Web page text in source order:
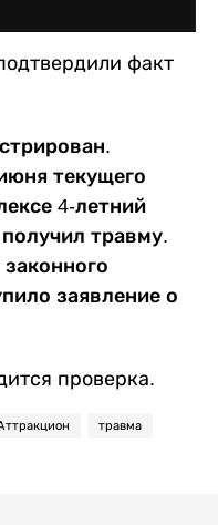
факт
текущего
4-летний
травму.
заявление о
проверка.
травма